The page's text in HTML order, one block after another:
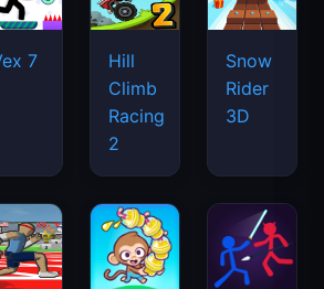
7
Hill
Climb
Racing
2
Snow
Rider
3D